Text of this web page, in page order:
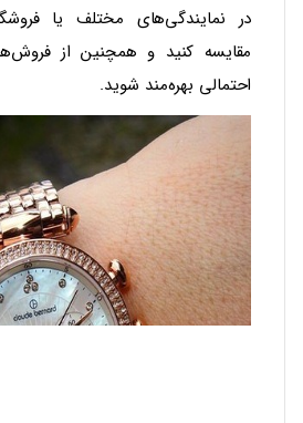
در نمایندگی‌های مختلف یا
مقایسه کنید و همچنین از
احتمالی بهره‌مند شوید.